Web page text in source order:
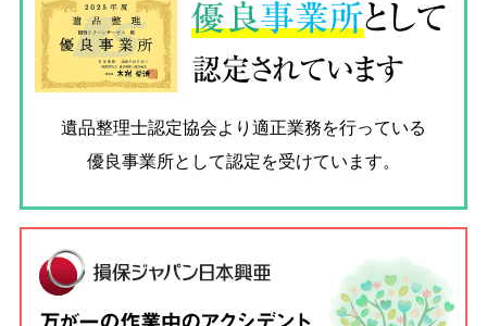
優良事業所として
認定されています
遺品整理士認定協会より適正業務を行っている
優良事業所として認定を受けています。